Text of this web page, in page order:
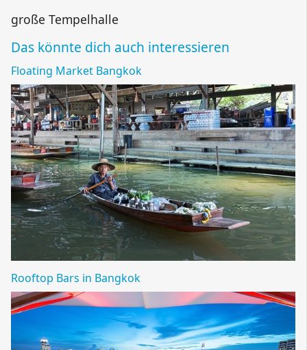
große Tempelhalle
Das könnte dich auch interessieren
Floating Market Bangkok
Rooftop Bars in Bangkok